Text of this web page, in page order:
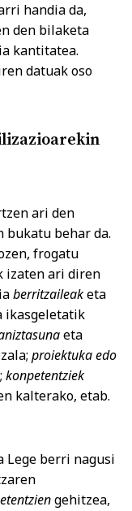
handia da,
den bilaketa
kantitatea.
datuak oso
ari den
behar da.
frogatu
izaten ari diren
berritzaileaketa
ikasgeletatik
eta
proiektuka edo
konpetentziek
kalterako, etab.
Lege berri nagusi
gehitzea,